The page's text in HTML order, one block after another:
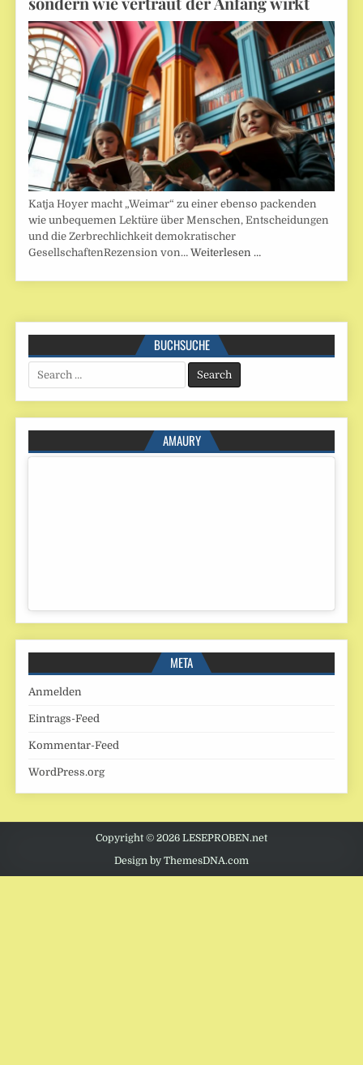
Katja Hoyer macht „Weimar“ zu einer ebenso packenden
wie unbequemen Lektüre über Menschen, Entscheidungen
und die Zerbrechlichkeit demokratischer
GesellschaftenRezension von…Weiterlesen …
BUCHSUCHE
Search
for:
AMAURY
META
Anmelden
Eintrags-Feed
Kommentar-Feed
WordPress.org
Copyright © 2026 LESEPROBEN.net
Design by ThemesDNA.com